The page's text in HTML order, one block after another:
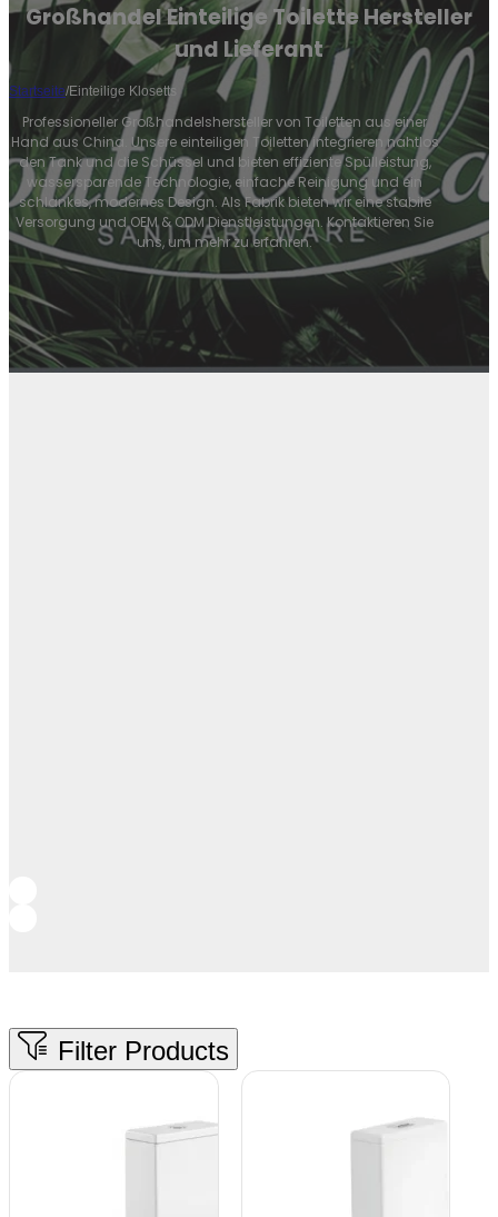
Großhandel Einteilige Toilette Hersteller
und Lieferant
Startseite/Einteilige Klosetts
Professioneller Großhandelshersteller von Toiletten aus einer
Hand aus China. Unsere einteiligen Toiletten integrieren nahtlos
den Tank und die Schüssel und bieten effiziente Spülleistung,
wassersparende Technologie, einfache Reinigung und ein
schlankes, modernes Design. Als Fabrik bieten wir eine stabile
Versorgung und OEM & ODM Dienstleistungen. Kontaktieren Sie
uns, um mehr zu erfahren.